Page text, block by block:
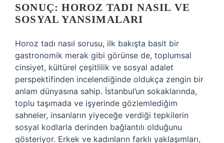
SONUÇ: HOROZ TADI NASIL VE
SOSYAL YANSIMALARI
Horoz tadı nasıl sorusu, ilk bakışta basit bir
gastronomik merak gibi görünse de, toplumsal
cinsiyet, kültürel çeşitlilik ve sosyal adalet
perspektifinden incelendiğinde oldukça zengin bir
anlam dünyasına sahip. İstanbul’un sokaklarında,
toplu taşımada ve işyerinde gözlemlediğim
sahneler, insanların yiyeceğe verdiği tepkilerin
sosyal kodlarla derinden bağlantılı olduğunu
gösteriyor. Erkek ve kadınların farklı yaklaşımları,